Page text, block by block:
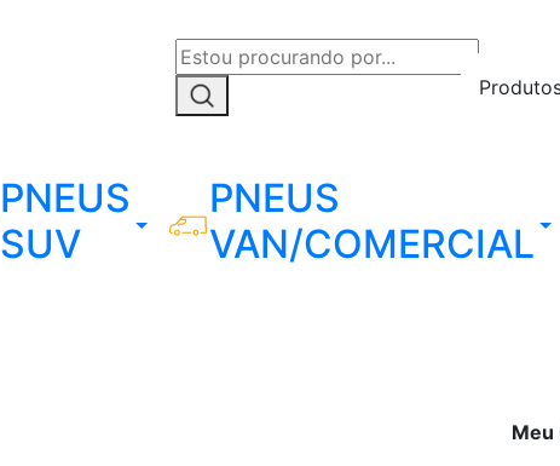
PNEUS
SUV
PNEUS
VAN/COMERCIAL
Meu